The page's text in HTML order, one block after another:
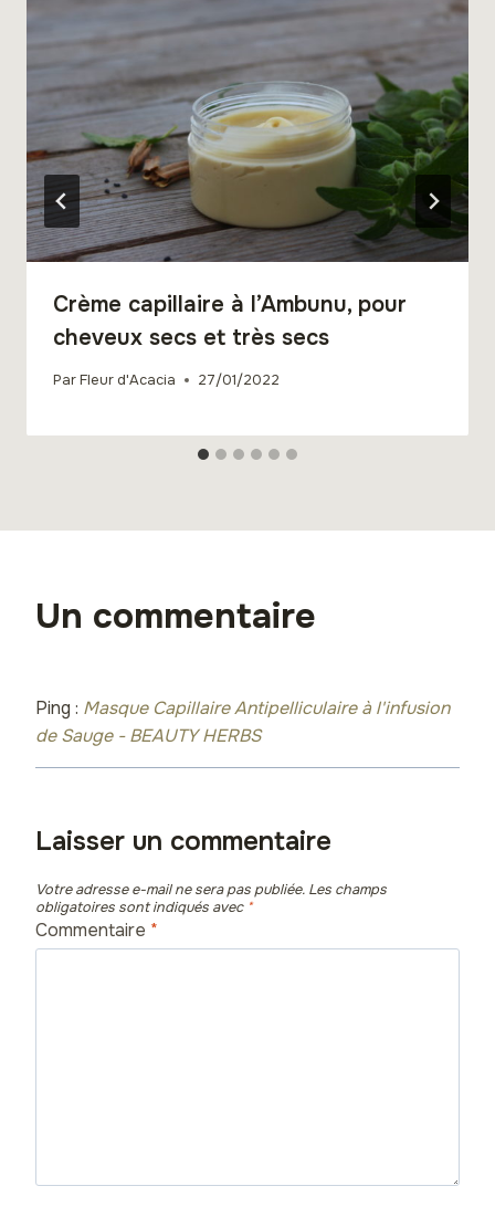
Crème capillaire à l’Ambunu, pour
cheveux secs et très secs
ParFleur d'Acacia 27/01/2022
Un commentaire
Ping : Masque Capillaire Antipelliculaire à l'infusion
de Sauge - BEAUTY HERBS
Laisser un commentaire
Votre adresse e-mail ne sera pas publiée. Les champs
obligatoires sont indiqués avec *
Commentaire *